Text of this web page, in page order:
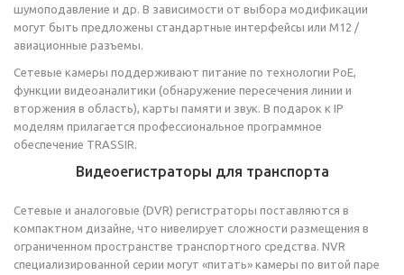
шумоподавление и др. В зависимости от выбора модификации
могут быть предложены стандартные интерфейсы или M12 /
авиационные разъемы.
Сетевые камеры поддерживают питание по технологии PoE,
функции видеоаналитики (обнаружение пересечения линии и
вторжения в область), карты памяти и звук. В подарок к IP
моделям прилагается профессиональное программное
обеспечение TRASSIR.
Видеоегистраторы для транспорта
Сетевые и аналоговые (DVR) регистраторы поставляются в
компактном дизайне, что нивелирует сложности размещения в
ограниченном пространстве транспортного средства. NVR
специализированной серии могут «питать» камеры по витой паре